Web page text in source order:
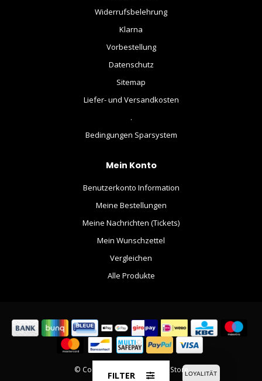
Widerrufsbelehrung
Klarna
Vorbestellung
Datenschutz
Sitemap
Liefer- und Versandkosten
.
Bedingungen Sparsystem
Mein Konto
Benutzerkonto Information
Meine Bestellungen
Meine Nachrichten (Tickets)
Mein Wunschzettel
Vergleichen
Alle Produkte
© Copyright 2026 The Movie Store
FILTER LOYALITÄT